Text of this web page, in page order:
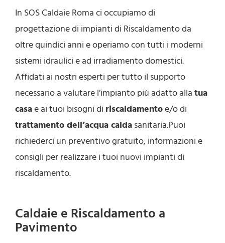
In SOS Caldaie Roma ci occupiamo di
progettazione di impianti di Riscaldamento da
oltre quindici anni e operiamo con tutti i moderni
sistemi idraulici e ad irradiamento domestici.
Affidati ai nostri esperti per tutto il supporto
necessario a valutare l’impianto più adatto alla tua
casae ai tuoi bisogni di riscaldamentoe/o di
trattamento dell’acqua calda sanitaria.Puoi
richiederci un preventivo gratuito, informazioni e
consigli per realizzare i tuoi nuovi impianti di
riscaldamento.
Caldaie e Riscaldamento a
Pavimento